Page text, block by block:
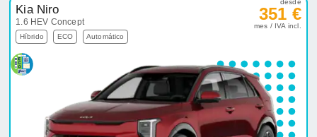
Kia Niro
1.6 HEV Concept
Híbrido ECO Automático
desde
351 €
mes / IVA incl.